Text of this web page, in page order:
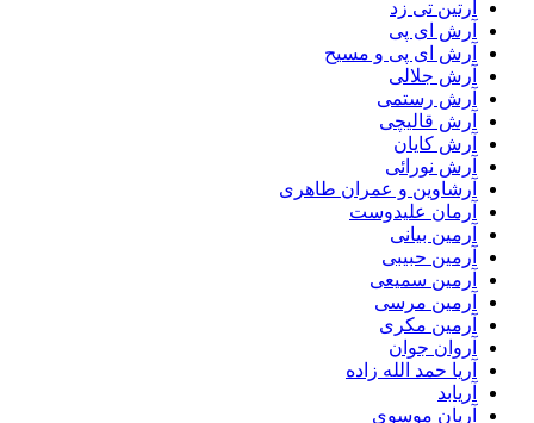
آرتین تی زد
آرش ای پی
آرش ای پی و مسیح
آرش جلالی
آرش رستمی
آرش قالیچی
آرش کایان
آرش نورائی
آرشاوین و عمران طاهری
آرمان علیدوست
آرمین بیانی
آرمین حبیبی
آرمین سمیعی
آرمین مرسی
آرمین مکری
آروان جوان
آریا حمد الله زاده
آریابد
آریان موسوی